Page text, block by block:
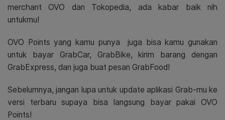
merchant OVO dan Tokopedia, ada kabar baik nih
untukmu!
OVO Points yang kamu punya juga bisa kamu gunakan
untuk bayar GrabCar, GrabBike, kirim barang dengan
GrabExpress, dan juga buat pesan GrabFood!
Sebelumnya, jangan lupa untuk update aplikasi Grab-mu ke
versi terbaru supaya bisa langsung bayar pakai OVO
Points!